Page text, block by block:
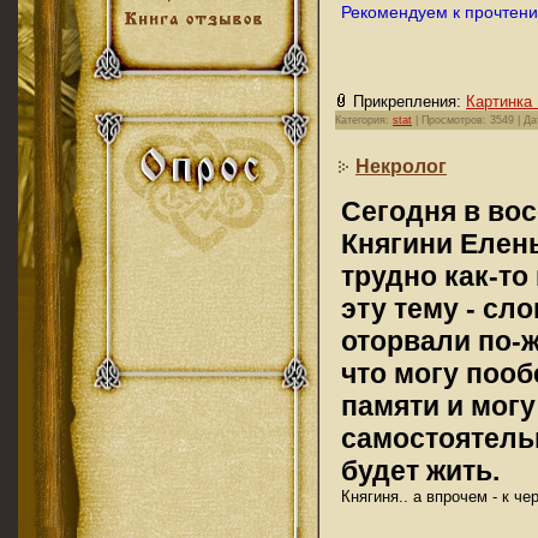
Рекомендуем к
Прикрепления: Картинка
Категория: stat | Просмотров: 3549 |
Некролог
Сегодня в
Княгини
трудно как-
эту тему -
оторвали по-
что могу
памяти и
будет жить.
Княгиня.. а впрочем - к